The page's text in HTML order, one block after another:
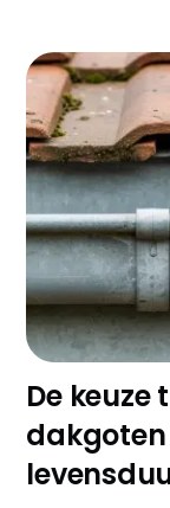
Een nieuwe
tientallen jaren
en PVC, de
onderhoud
probleemloos
kostbare
De keuze